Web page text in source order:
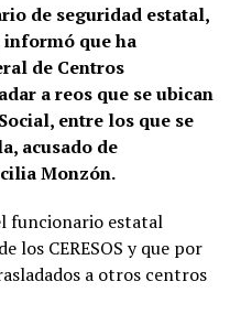
de seguridad estatal,
informó que ha
de Centros
a reos que se ubican
entre los que se
acusado de
Monzón.
funcionario estatal
los CERESOS y que por
a otros centros